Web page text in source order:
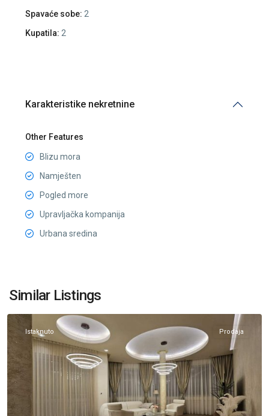
Spavaće sobe: 2
Kupatila: 2
Karakteristike nekretnine
Other Features
Blizu mora
Namješten
Pogled more
Upravljačka kompanija
Urbana sredina
Similar Listings
Budva
Budva
Istaknuto Prodaja